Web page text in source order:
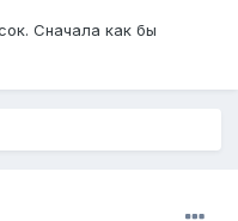
Сначала как бы